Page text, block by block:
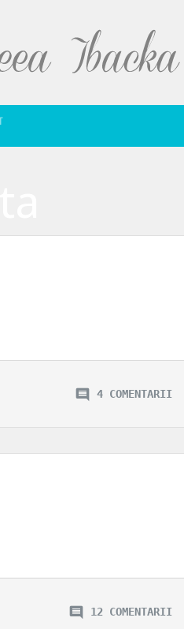
4 COMENTARII
cu ai mei si cu prieteni din
12 COMENTARII